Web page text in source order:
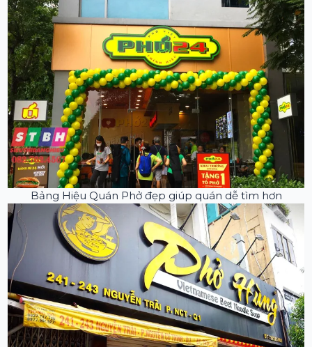
Bảng Hiệu Quán Phở đẹp giúp quán dễ tìm hơn